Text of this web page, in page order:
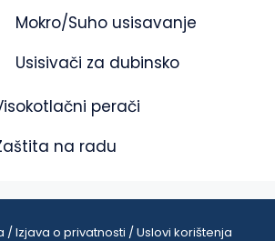
Mokro/Suho usisavanje
Usisivači za dubinsko
perači
na radu
Izjava o privatnosti / Uslovi korištenja